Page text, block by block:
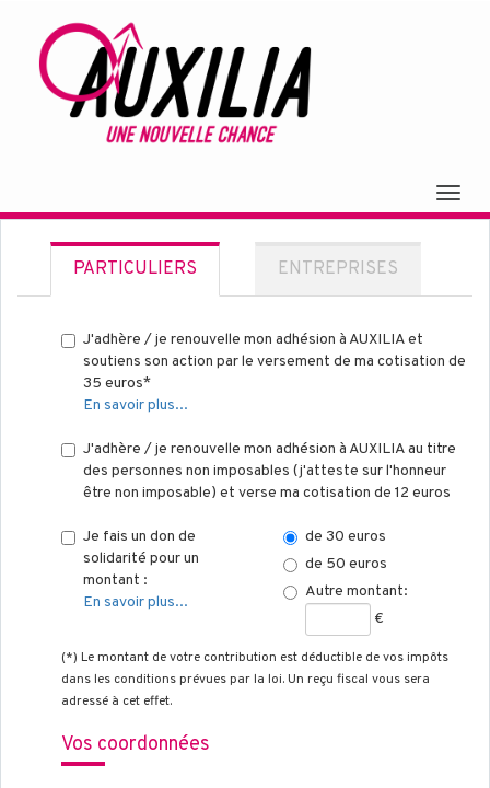
PARTICULIERS ENTREPRISES
J'adhère / je renouvelle mon adhésion à AUXILIA et
soutiens son action par le versement de ma cotisation de
35 euros*
En savoir plus...
J'adhère / je renouvelle mon adhésion à AUXILIA au titre
des personnes non imposables (j'atteste sur l'honneur
être non imposable) et verse ma cotisation de 12 euros
Je fais un don de
solidarité pour un
montant :
En savoir plus...
de 30 euros
de 50 euros
Autre montant:
€
(*) Le montant de votre contribution est déductible de vos impôts
dans les conditions prévues par la loi. Un reçu fiscal vous sera
adressé à cet effet.
Vos coordonnées